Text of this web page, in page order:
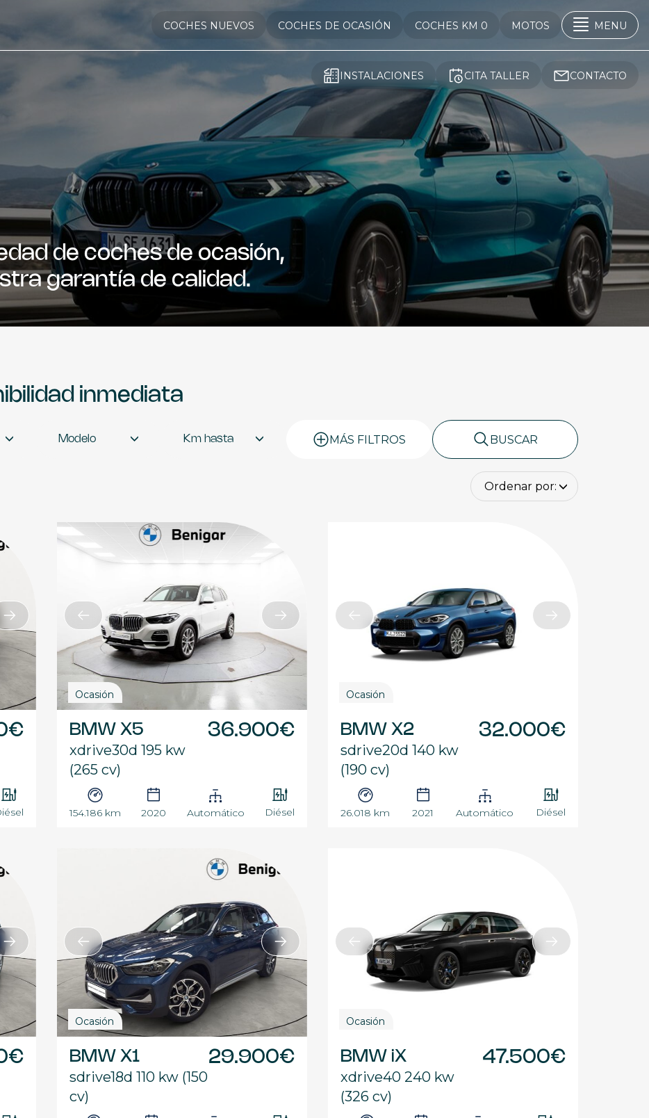
COCHES NUEVOS COCHES DE OCASIÓN COCHES KM 0 MOTOS MENU
INSTALACIONES CITA TALLER CONTACTO
de coches de ocasión,
garantía de calidad.
inmediata
Modelo Km hasta MÁS FILTROS BUSCAR
Ordenar por:
Ocasión
BMW X5
xdrive30d 195 kw
(265 cv)
36.900€
154.186 km 2020 Automático Diésel
Ocasión
BMW X2
sdrive20d 140 kw
(190 cv)
32.000€
26.018 km 2021 Automático Diésel
Ocasión
BMW X1
sdrive18d 110 kw (150
cv)
29.900€
Ocasión
BMW iX
xdrive40 240 kw
(326 cv)
47.500€